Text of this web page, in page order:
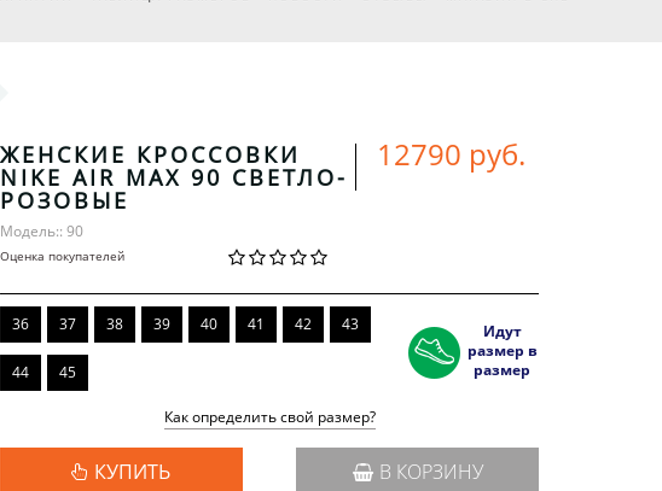
ЖЕНСКИЕ КРОССОВКИ
NIKE AIR MAX 90 СВЕТЛО-
РОЗОВЫЕ
Модель:: 90
Оценка покупателей
12790 руб.
36 37 38 39 40 41 42 43
44 45
Идут
размер в
размер
Как определить свой размер?
КУПИТЬ В КОРЗИНУ